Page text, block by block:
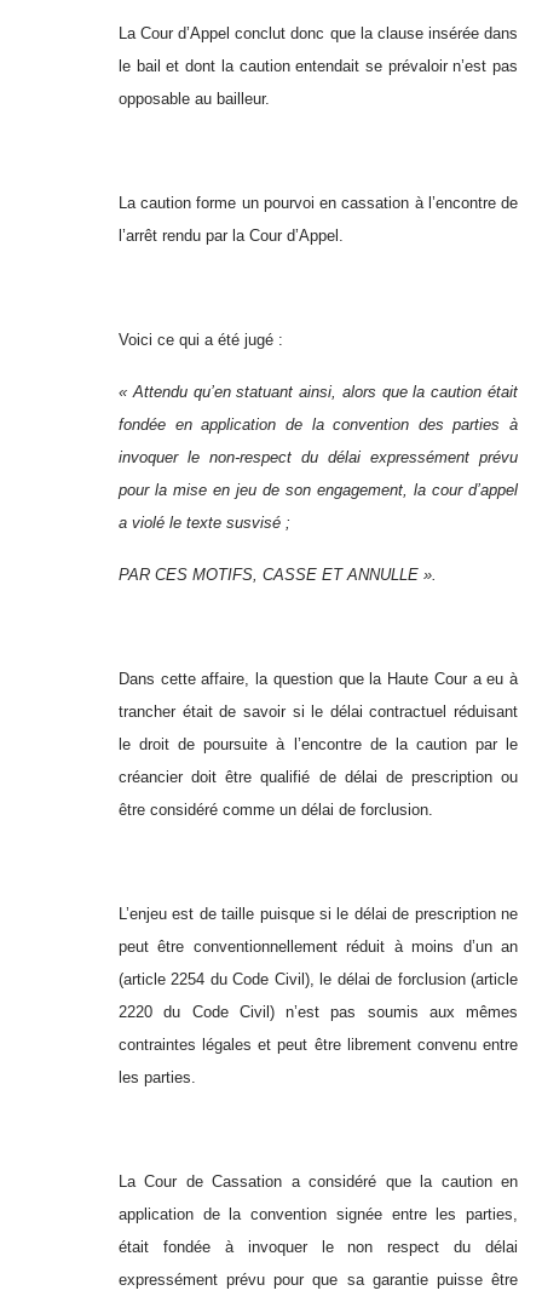
La Cour d’Appel conclut donc que la clause insérée dans
le bail et dont la caution entendait se prévaloir n’est pas
opposable au bailleur.
La caution forme un pourvoi en cassation à l’encontre de
l’arrêt rendu par la Cour d’Appel.
Voici ce qui a été jugé :
« Attendu qu’en statuant ainsi, alors que la caution était
fondée en application de la convention des parties à
invoquer le non-respect du délai expressément prévu
pour la mise en jeu de son engagement, la cour d’appel
a violé le texte susvisé ;
PAR CES MOTIFS, CASSE ET ANNULLE ».
Dans cette affaire, la question que la Haute Cour a eu à
trancher était de savoir si le délai contractuel réduisant
le droit de poursuite à l’encontre de la caution par le
créancier doit être qualifié de délai de prescription ou
être considéré comme un délai de forclusion.
L’enjeu est de taille puisque si le délai de prescription ne
peut être conventionnellement réduit à moins d’un an
(article 2254 du Code Civil), le délai de forclusion (article
2220 du Code Civil) n’est pas soumis aux mêmes
contraintes légales et peut être librement convenu entre
les parties.
La Cour de Cassation a considéré que la caution en
application de la convention signée entre les parties,
était fondée à invoquer le non respect du délai
expressément prévu pour que sa garantie puisse être